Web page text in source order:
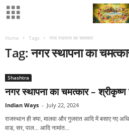
Home Tags नगर स्थापना का चमत्कार
Tag: नगर स्थापना का
Shashtra
नगर स्थापना का चमत्कार –
Indian Ways - July 22, 2024
राजस्थान ही क्या, मालवा और गुजरात आदि में बसाए गए
वाड, सर, पाल... आदि नामांत...